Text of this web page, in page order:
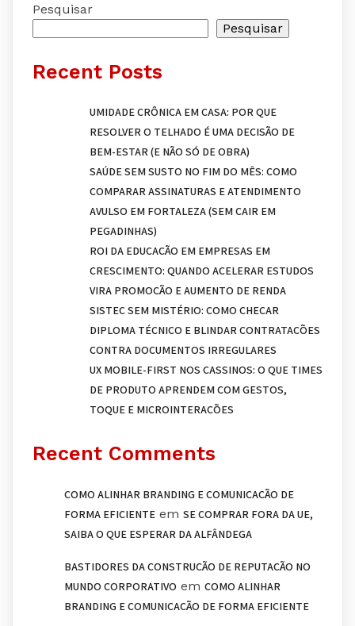
Pesquisar
Pesquisar
Recent Posts
UMIDADE CRÔNICA EM CASA: POR QUE
RESOLVER O TELHADO É UMA DECISÃO DE
BEM-ESTAR (E NÃO SÓ DE OBRA)
SAÚDE SEM SUSTO NO FIM DO MÊS: COMO
COMPARAR ASSINATURAS E ATENDIMENTO
AVULSO EM FORTALEZA (SEM CAIR EM
PEGADINHAS)
ROI DA EDUCAÇÃO EM EMPRESAS EM
CRESCIMENTO: QUANDO ACELERAR ESTUDOS
VIRA PROMOÇÃO E AUMENTO DE RENDA
SISTEC SEM MISTÉRIO: COMO CHECAR
DIPLOMA TÉCNICO E BLINDAR CONTRATAÇÕES
CONTRA DOCUMENTOS IRREGULARES
UX MOBILE-FIRST NOS CASSINOS: O QUE TIMES
DE PRODUTO APRENDEM COM GESTOS,
TOQUE E MICROINTERAÇÕES
Recent Comments
COMO ALINHAR BRANDING E COMUNICAÇÃO DE
FORMA EFICIENTE em SE COMPRAR FORA DA UE,
SAIBA O QUE ESPERAR DA ALFÂNDEGA
BASTIDORES DA CONSTRUÇÃO DE REPUTAÇÃO NO
MUNDO CORPORATIVO em COMO ALINHAR
BRANDING E COMUNICAÇÃO DE FORMA EFICIENTE